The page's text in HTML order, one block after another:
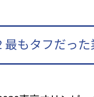
最もタフだった